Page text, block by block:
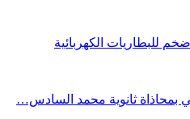
للبطاريات الكهربائية
بمحاذاة ثانوية محمد السادس…